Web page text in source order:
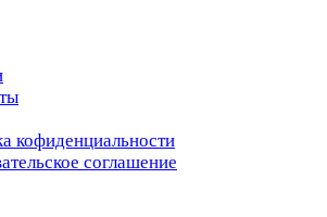
кофиденциальности
соглашение